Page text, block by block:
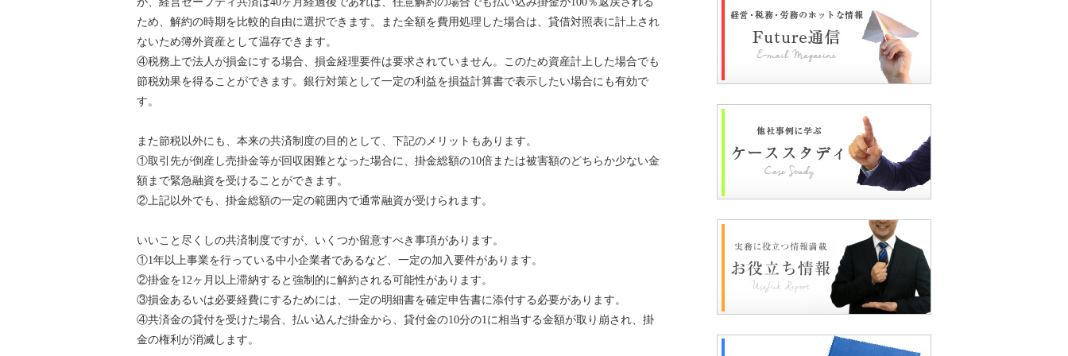
ため、解約の時期を比較的自由に選択できます。また全額を費用処理した場合は、貸借対照表に計上され
ないため簿外資産として温存できます。
④税務上で法人が損金にする場合、損金経理要件は要求されていません。このため資産計上した場合でも
節税効果を得ることができます。銀行対策として一定の利益を損益計算書で表示したい場合にも有効で
す。
また節税以外にも、本来の共済制度の目的として、下記のメリットもあります。
①取引先が倒産し売掛金等が回収困難となった場合に、掛金総額の10倍または被害額のどちらか少ない金
額まで緊急融資を受けることができます。
②上記以外でも、掛金総額の一定の範囲内で通常融資が受けられます。
いいこと尽くしの共済制度ですが、いくつか留意すべき事項があります。
①1年以上事業を行っている中小企業者であるなど、一定の加入要件があります。
②掛金を12ヶ月以上滞納すると強制的に解約される可能性があります。
③損金あるいは必要経費にするためには、一定の明細書を確定申告書に添付する必要があります。
④共済金の貸付を受けた場合、払い込んだ掛金から、貸付金の10分の1に相当する金額が取り崩され、掛
金の権利が消滅します。